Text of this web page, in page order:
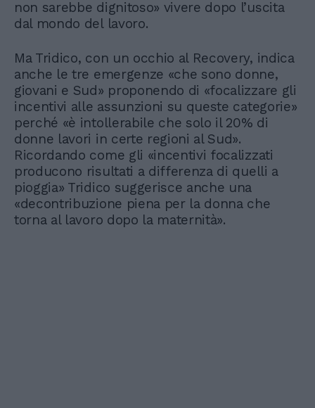
non sarebbe dignitoso» vivere dopo l’uscita
dal mondo del lavoro.
Ma Tridico, con un occhio al Recovery, indica
anche le tre emergenze «che sono donne,
giovani e Sud» proponendo di «focalizzare gli
incentivi alle assunzioni su queste categorie»
perché «è intollerabile che solo il 20% di
donne lavori in certe regioni al Sud».
Ricordando come gli «incentivi focalizzati
producono risultati a differenza di quelli a
pioggia» Tridico suggerisce anche una
«decontribuzione piena per la donna che
torna al lavoro dopo la maternità».